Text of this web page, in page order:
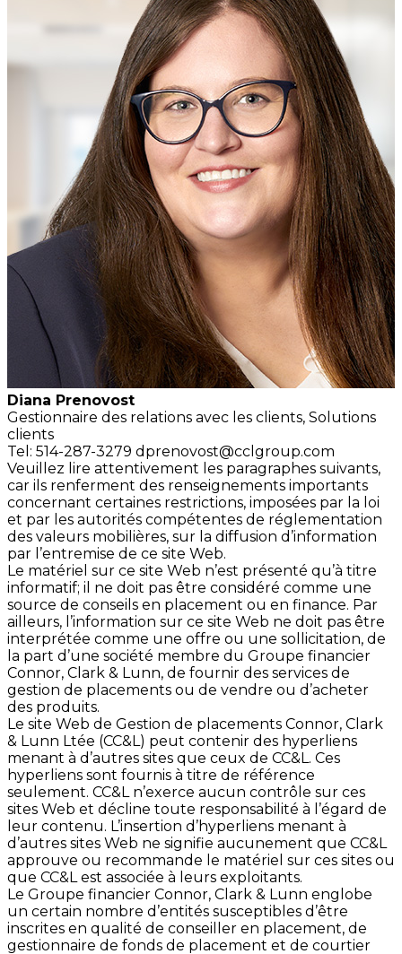
Diana Prenovost
Gestionnaire des relations avec les clients, Solutions
clients
Tel: 514-287-3279 dprenovost@cclgroup.com
Veuillez lire attentivement les paragraphes suivants,
car ils renferment des renseignements importants
concernant certaines restrictions, imposées par la loi
et par les autorités compétentes de réglementation
des valeurs mobilières, sur la diffusion d’information
par l’entremise de ce site Web.
Le matériel sur ce site Web n’est présenté qu’à titre
informatif; il ne doit pas être considéré comme une
source de conseils en placement ou en finance. Par
ailleurs, l’information sur ce site Web ne doit pas être
interprétée comme une offre ou une sollicitation, de
la part d’une société membre du Groupe financier
Connor, Clark & Lunn, de fournir des services de
gestion de placements ou de vendre ou d’acheter
des produits.
Le site Web de Gestion de placements Connor, Clark
& Lunn Ltée (CC&L) peut contenir des hyperliens
menant à d’autres sites que ceux de CC&L. Ces
hyperliens sont fournis à titre de référence
seulement. CC&L n’exerce aucun contrôle sur ces
sites Web et décline toute responsabilité à l’égard de
leur contenu. L’insertion d’hyperliens menant à
d’autres sites Web ne signifie aucunement que CC&L
approuve ou recommande le matériel sur ces sites ou
que CC&L est associée à leurs exploitants.
Le Groupe financier Connor, Clark & Lunn englobe
un certain nombre d’entités susceptibles d’être
inscrites en qualité de conseiller en placement, de
gestionnaire de fonds de placement et de courtier